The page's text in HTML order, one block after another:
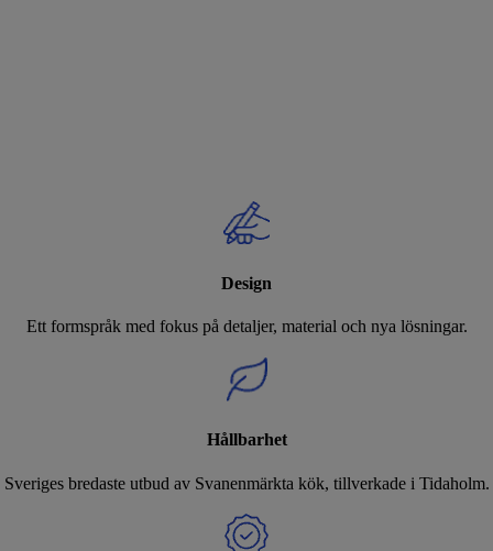
Design
Ett formspråk med fokus på detaljer, material och nya lösningar.
Hållbarhet
Sveriges bredaste utbud av Svanenmärkta kök, tillverkade i Tidaholm.